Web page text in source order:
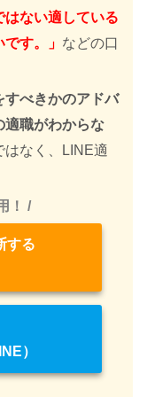
ない適している
す。」 などの口
すべきかのアドバ
適職がわからな
はなく、LINE適
！ /
する
）